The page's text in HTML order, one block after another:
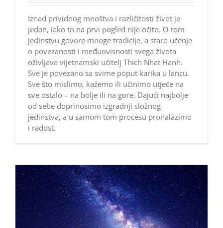
Iznad prividnog mnoštva i različitosti život je
jedan, iako to na prvi pogled nije očito. O tom
jedinstvu govore mnoge tradicije, a staro učenje
o povezanosti i međuovisnosti svega života
oživljava vijetnamski učitelj Thich Nhat Hanh.
Sve je povezano sa svime poput karika u lancu.
Sve što mislimo, kažemo ili učinimo utječe na
sve ostalo – na bolje ili na gore. Dajući najbolje
od sebe doprinosimo izgradnji složnog
jedinstva, a u samom tom procesu pronalazimo
i radost.